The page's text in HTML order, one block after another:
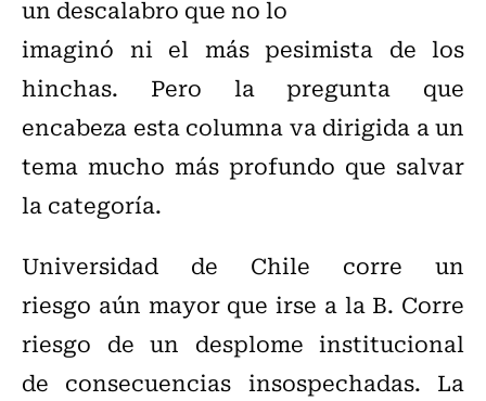
un descalabro que no lo
imaginó ni el más pesimista de los
hinchas. Pero la pregunta que
encabeza esta columna va dirigida a un
tema mucho más profundo que salvar
la categoría.
Universidad de Chile corre un
riesgo aún mayor que irse a la B. Corre
riesgo de un desplome institucional
de consecuencias insospechadas. La